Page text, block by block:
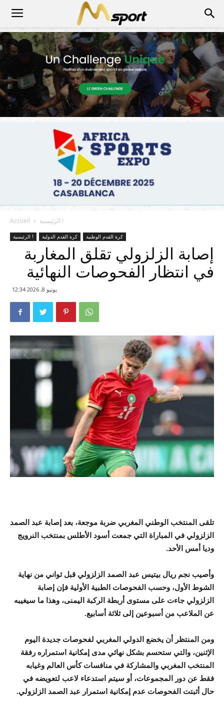
Accueil الرئيسية !
الرئيسية ! كرة القدم الدولية كرة القدم الوطنية
إصابة الزلزولي تقلق المغاربة
في انتظار الفحوصات النهائية
يونيو 8, 2026 12:34
تلقى المنتخب الوطني المغربي ضربة موجعة، بعد إصابة عبد الصمد
الزلزولي في المباراة التي جمعت أسود الأطلس بمنتخب النرويج
وديا أمس الأحد.
وأصيب نجم ريال بيتيس عبد الصمد الزلزولي قبل ثواني من نهاية
الشوط الأول، وحسب الفحوصات الطبية الأولية فإن إصابة
الزلزولي جاءت على مستوى أربطة الركبة اليمنى، وهذا ما سيغيبه
عن الملاعب من أسبوعين إلى ثلاثة أسابيع.
ومن المنتظر أن يخضع الدولي المغربي لفحوصات جديدة اليوم
الإثنين، والتي ستحسم بشكل نهائي مدى إمكانية استمراره رفقة
المنتخب المغربي والمشاركة في منافسات كأس العالم وغيابه
فقط عن دور المجموعات، أو سيتم استدعاء لاعب لتعويضه في
حال أثبتت الفحوصات عدم إمكانية استمرار عبد الصمد الزلزولي.